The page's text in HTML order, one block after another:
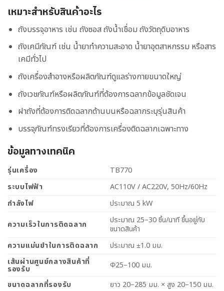
เหมาะสำหรับสินค้าอะไร
ถังบรรจุอาหาร เช่น ถังซอส ถังน้ำเชื่อม ถังวัตถุดิบอาหาร
ถังเคมีภัณฑ์ เช่น น้ำยาทำความสะอาด น้ำยาอุตสาหกรรม หรือสาร
เคมีทั่วไป
ถังเครื่องสำอางหรือผลิตภัณฑ์ดูแลร่างกายขนาดใหญ่
ถังเวชภัณฑ์หรือผลิตภัณฑ์ที่ต้องการฉลากข้อมูลชัดเจน
ฝาถังที่ต้องการติดฉลากด้านบนหรือฉลากระบุรุ่นสินค้า
บรรจุภัณฑ์ทรงเรียวที่ต้องการเครื่องติดฉลากเฉพาะทาง
ข้อมูลทางเทคนิค
รุ่นเครื่อง
TB770
ระบบไฟฟ้า
AC110V / AC220V, 50Hz/60Hz
กำลังไฟ
ประมาณ 5 kW
ความเร็วในการติดฉลาก
ประมาณ 25–30 ชิ้น/นาที ขึ้นอยู่กับ
ขนาดสินค้า
ความแม่นยำในการติดฉลาก
ประมาณ ±1.0 มม.
เส้นผ่านศูนย์กลางสินค้าที่
รองรับ
Φ25–100 มม.
ขนาดฉลากที่รองรับ
ยาว 20–285 มม. × สูง 20–150 มม.